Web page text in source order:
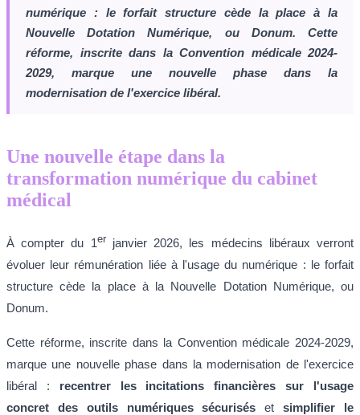
numérique : le forfait structure cède la place à la
Nouvelle Dotation Numérique, ou Donum. Cette
réforme, inscrite dans la Convention médicale 2024-
2029, marque une nouvelle phase dans la
modernisation de l'exercice libéral.
Une nouvelle étape dans la
transformation numérique du cabinet
médical
À compter du 1er
janvier 2026, les médecins libéraux verront
évoluer leur rémunération liée à l'usage du numérique : le forfait
structure cède la place à la Nouvelle Dotation Numérique, ou
Donum.
Cette réforme, inscrite dans la Convention médicale 2024-2029,
marque une nouvelle phase dans la modernisation de l'exercice
libéral : recentrer les incitations financières sur l'usage
concret des outils numériques sécurisés etsimplifier le